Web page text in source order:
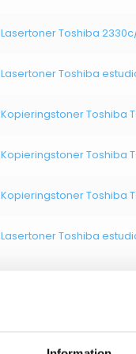
Lasertoner Toshiba
Lasertoner Toshiba
Kopieringstoner Toshiba
Kopieringstoner Toshiba
Kopieringstoner Toshiba
Lasertoner Toshiba